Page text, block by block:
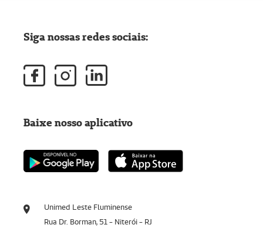
Unimed Leste Fluminense
Rua Dr. Borman, 51 - Niterói - RJ
Siga nossas redes sociais:
Baixe nosso aplicativo